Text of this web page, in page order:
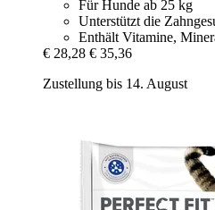
Für Hunde ab 25 kg
Unterstützt die
Enthält Vitamine,
€ 28,28 € 35,36
Zustellung bis 14. August